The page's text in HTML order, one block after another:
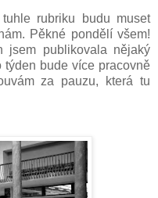
rubriku budu muset
Pěkné pondělí všem!
jsem publikovala nějaký
týden bude více pracovně
za pauzu, která tu